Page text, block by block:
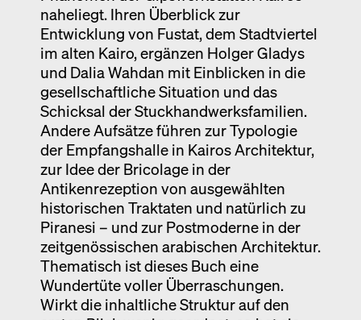
naheliegt. Ihren Überblick zur
Entwicklung von Fustat, dem Stadtviertel
im alten Kairo, ergänzen Holger Gladys
und Dalia Wahdan mit Einblicken in die
gesellschaftliche Situation und das
Schicksal der Stuckhandwerksfamilien.
Andere Aufsätze führen zur Typologie
der Empfangshalle in Kairos Architektur,
zur Idee der Bricolage in der
Antikenrezeption von ausgewählten
historischen Traktaten und natürlich zu
Piranesi – und zur Postmoderne in der
zeitgenössischen arabischen Architektur.
Thematisch ist dieses Buch eine
Wundertüte voller Überraschungen.
Wirkt die inhaltliche Struktur auf den